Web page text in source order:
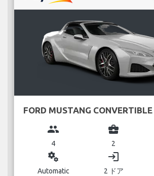
FORD MUSTANG CONVERTIBLE
group
4
business_center
2
miscellaneous_services
Automatic
login
2 ドア